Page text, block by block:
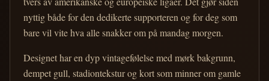
nyttig både for den dedikerte supporteren og for deg som
bare vil vite hva alle snakker om på mandag morgen.
Designet har en dyp vintagefølelse med mørk bakgrunn,
dempet gull, stadiontekstur og kort som minner om gamle